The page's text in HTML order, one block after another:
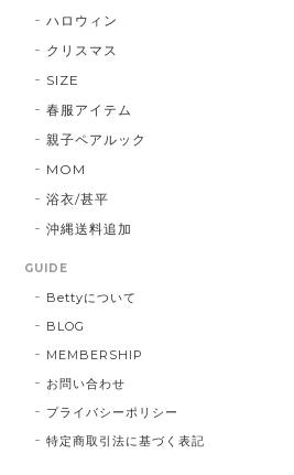
ハロウィン
クリスマス
SIZE
春服アイテム
親子ペアルック
MOM
浴衣/甚平
沖縄送料追加
GUIDE
Bettyについて
BLOG
MEMBERSHIP
お問い合わせ
プライバシーポリシー
特定商取引法に基づく表記